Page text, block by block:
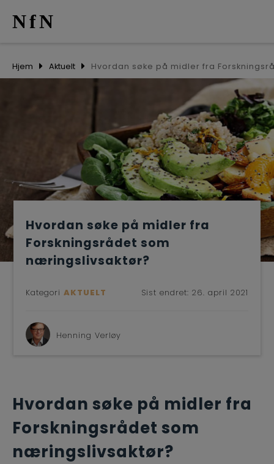
AKTUELT
NETTVERK
OM OSS
NfN
Hjem Aktuelt
Hvordan søke på midler fra
Forskningsrådet som
næringslivsaktør?
Kategori AKTUELT Sist endret: 26. april 2021
Henning Verløy
Hvordan søke på midler fra
Forskningsrådet som
næringslivsaktør?